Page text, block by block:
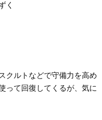
く
クルトなどで守備力を高め
って回復してくるが、気に